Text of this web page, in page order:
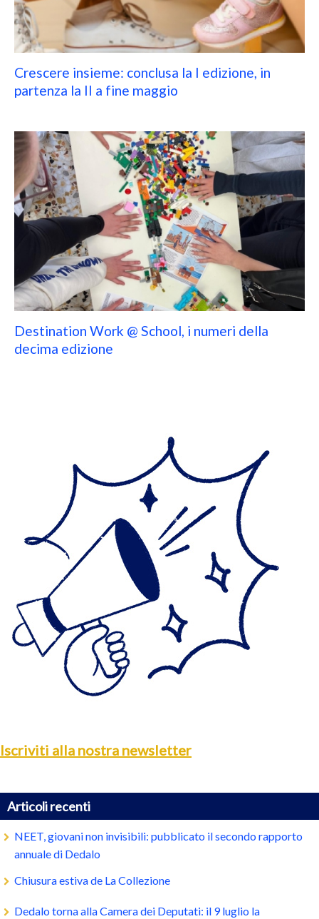
Crescere insieme: conclusa la I edizione, in
partenza la II a fine maggio
Destination Work @ School, i numeri della
decima edizione
Iscriviti alla nostra newsletter
Articoli recenti
NEET, giovani non invisibili: pubblicato il secondo rapporto
annuale di Dedalo
Chiusura estiva de La Collezione
Dedalo torna alla Camera dei Deputati: il 9 luglio la